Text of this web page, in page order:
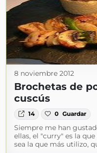
8 noviembre 2012
Brochetas de
cuscús
14 0 Guardar
Siempre me han
ellas, el "curry" es la
sea la que más utilizo,